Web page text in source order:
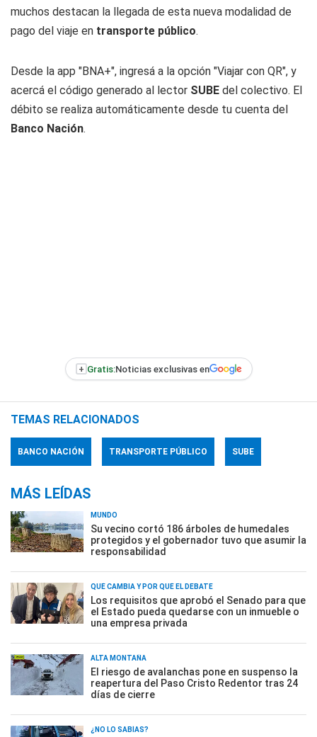
muchos destacan la llegada de esta nueva modalidad de
pago del viaje en transporte público.
Desde la app "BNA+", ingresá a la opción "Viajar con QR", y
acercá el código generado al lector SUBE del colectivo. EI
débito se realiza automáticamente desde tu cuenta del
Banco Nación.
+ Gratis:Noticias exclusivas en
TEMAS RELACIONADOS
BANCO NACIÓN TRANSPORTE PÚBLICO SUBE
MÁS LEÍDAS
MUNDO
Su vecino cortó 186 árboles de humedales
protegidos y el gobernador tuvo que asumir la
responsabilidad
QUÉ CAMBIA Y POR QUÉ EL DEBATE
Los requisitos que aprobó el Senado para que
el Estado pueda quedarse con un inmueble o
una empresa privada
ALTA MONTAÑA
El riesgo de avalanchas pone en suspenso la
reapertura del Paso Cristo Redentor tras 24
días de cierre
¿NO LO SABÍAS?